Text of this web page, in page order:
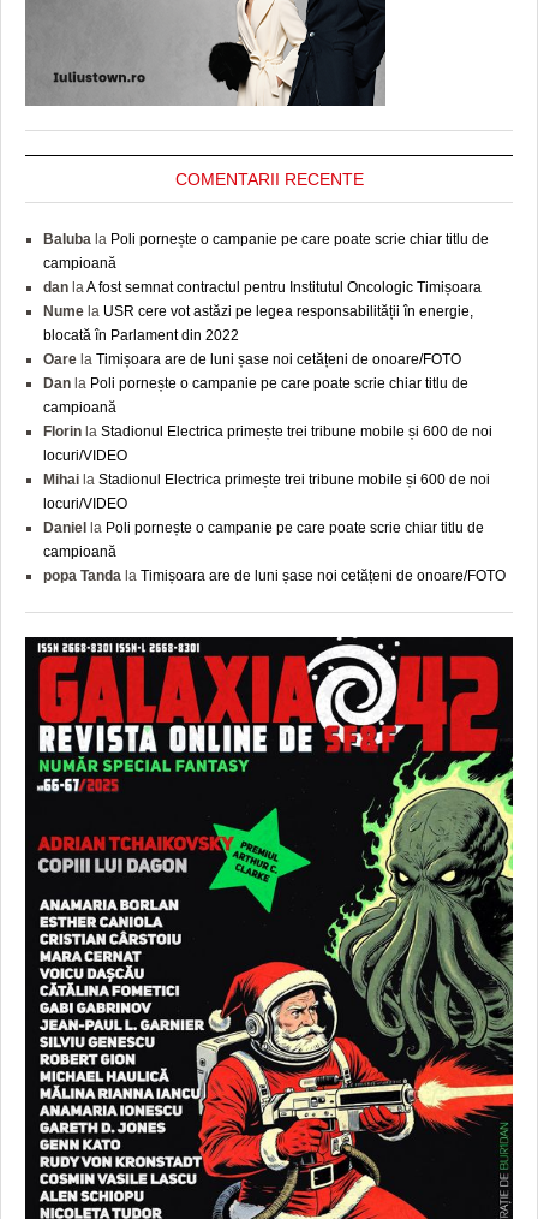
COMENTARII RECENTE
Baluba la Poli pornește o campanie pe care poate scrie chiar titlu de
campioană
dan la A fost semnat contractul pentru Institutul Oncologic Timișoara
Nume la USR cere vot astăzi pe legea responsabilității în energie,
blocată în Parlament din 2022
Oare la Timișoara are de luni șase noi cetățeni de onoare/FOTO
Dan la Poli pornește o campanie pe care poate scrie chiar titlu de
campioană
Florin la Stadionul Electrica primește trei tribune mobile și 600 de noi
locuri/VIDEO
Mihai la Stadionul Electrica primește trei tribune mobile și 600 de noi
locuri/VIDEO
Daniel la Poli pornește o campanie pe care poate scrie chiar titlu de
campioană
popa Tanda la Timișoara are de luni șase noi cetățeni de onoare/FOTO